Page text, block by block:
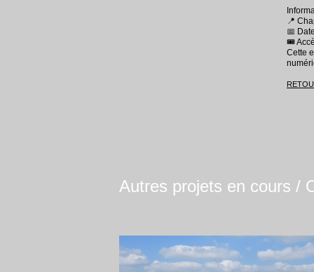
Autres projets en cours /
📍
📅
🎟️
Cette